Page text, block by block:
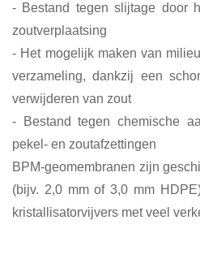
- Bestand tegen slijtage door
zoutverplaatsing
- Het mogelijk maken van
verzameling, dankzij een
verwijderen van zout
- Bestand tegen chemische
pekel- en zoutafzettingen
BPM-geomembranen zijn
(bijv. 2,0 mm of 3,0 mm
kristallisatorvijvers met veel